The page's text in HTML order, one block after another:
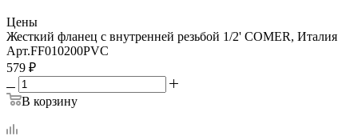
Цены
Жесткий фланец с внутренней резьбой 1/2' COMER, Италия
Арт.FF010200PVC
579 ₽
В корзину